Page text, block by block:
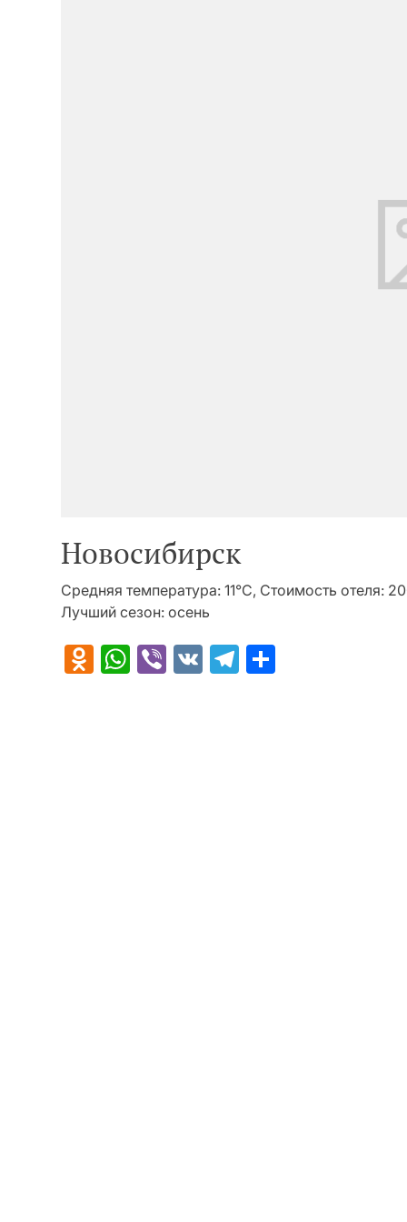
Новосибирск
Средняя температура: 11°C, Стоимость отеля:
Лучший сезон: осень
Odnoklassniki
WhatsApp
Viber
VK Telegram